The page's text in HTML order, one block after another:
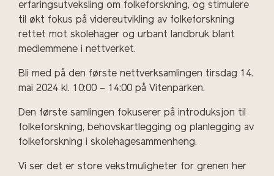
erfaringsutveksling om folkeforskning, og stimulere
til økt fokus på videreutvikling av folkeforskning
rettet mot skolehager og urbant landbruk blant
medlemmene i nettverket.
Bli med på den første nettverksamlingen tirsdag 14.
mai 2024 kl. 10:00 – 14:00 på Vitenparken.
Den første samlingen fokuserer på introduksjon til
folkeforskning, behovskartlegging og planlegging av
folkeforskning i skolehagesammenheng.
Vi ser det er store vekstmuligheter for grenen her